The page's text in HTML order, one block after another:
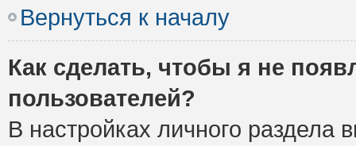
Вернуться к началу
Как сделать, чтобы я не
пользователей?
В настройках личного